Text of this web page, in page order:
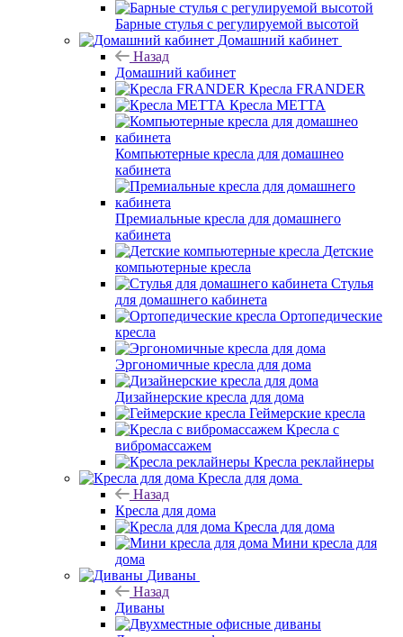
Барные стулья с регулируемой высотой
Домашний кабинет
Назад
Домашний кабинет
Кресла FRANDER
Кресла METTA
Компьютерные кресла для домашнео
кабинета
Премиальные кресла для домашнего
кабинета
Детские
компьютерные кресла
Стулья
для домашнего кабинета
Ортопедические
кресла
Эргономичные кресла для дома
Дизайнерские кресла для дома
Геймерские кресла
Кресла с
вибромассажем
Кресла реклайнеры
Кресла для дома
Назад
Кресла для дома
Кресла для дома
Мини кресла для
дома
Диваны
Назад
Диваны